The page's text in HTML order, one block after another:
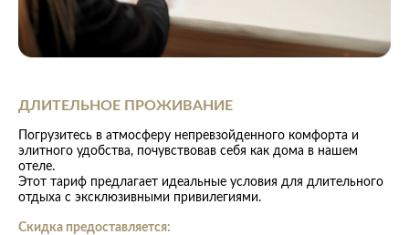
ДЛИТЕЛЬНОЕ ПРОЖИВАНИЕ
Погрузитесь в атмосферу непревзойденного комфорта и
элитного удобства, почувствовав себя как дома в нашем
отеле.
Этот тариф предлагает идеальные условия для длительного
отдыха с эксклюзивными привилегиями.
Скидка предоставляется: